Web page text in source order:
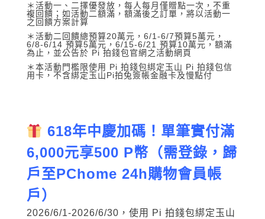
＊活動一、二擇優發放，每人每月僅贈點一次，不重
複回饋；如活動二額滿，額滿後之訂單，將以活動一
之回饋方案計算
＊活動二回饋總預算20萬元，6/1-6/7預算5萬元，
6/8-6/14 預算5萬元，6/15-6/21 預算10萬元，額滿
為止，並公告於 Pi 拍錢包官網之活動網頁
＊本活動門檻限使用 Pi 拍錢包綁定玉山 Pi 拍錢包信
用卡，不含綁定玉山Pi拍兔簽帳金融卡及慢點付
618年中慶加碼！單筆實付滿
6,000元享500 P幣（需登錄，歸
戶至PChome 24h購物會員帳
戶）
2026/6/1-2026/6/30，使用 Pi 拍錢包綁定玉山